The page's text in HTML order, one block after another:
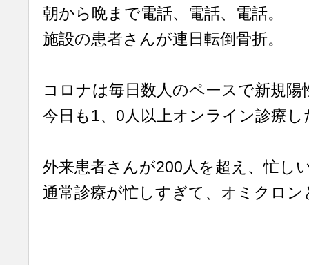
朝から晩まで電話、電話、電話。
施設の患者さんが連日転倒骨折。
コロナは毎日数人のペースで新規陽
今日も1、0人以上オンライン診療
外来患者さんが200人を超え、忙し
通常診療が忙しすぎて、オミクロ